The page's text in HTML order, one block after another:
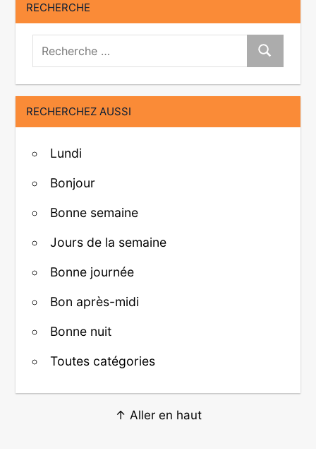
RECHERCHE
Recherche:
Recherche
RECHERCHEZ AUSSI
Lundi
Bonjour
Bonne semaine
Jours de la semaine
Bonne journée
Bon après-midi
Bonne nuit
Toutes catégories
↑ Aller en haut